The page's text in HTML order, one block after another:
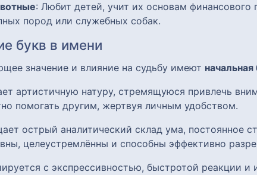
: Любит детей, учит их основам
пород или служебных собак.
букв в имени
значение и влияние на судьбу имеют
артистичную натуру, стремящуюся привлечь
помогать другим, жертвуя личным удобством.
острый аналитический склад ума, постоянное
целеустремлённы и способны эффективно
с экспрессивностью, быстротой реакции